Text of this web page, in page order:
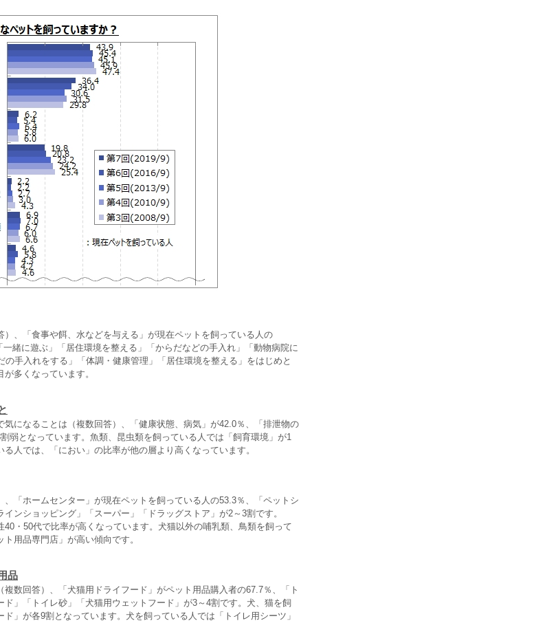
、「食事や餌、水などを与える」が現在ペットを飼っている人の
緒に遊ぶ」「居住環境を整える」「からだなどの手入れ」「動物病院に
手入れをする」「体調・健康管理」「居住環境を整える」をはじめと
多くなっています。
になることは（複数回答）、「健康状態、病気」が42.0％、「排泄物の
弱となっています。魚類、昆虫類を飼っている人では「飼育環境」が1
人では、「におい」の比率が他の層より高くなっています。
「ホームセンター」が現在ペットを飼っている人の53.3％、「ペットシ
ンショッピング」「スーパー」「ドラッグストア」が2～3割です。
40・50代で比率が高くなっています。犬猫以外の哺乳類、鳥類を飼って
用品専門店」が高い傾向です。
品
数回答）、「犬猫用ドライフード」がペット用品購入者の67.7％、「ト
」「トイレ砂」「犬猫用ウェットフード」が3～4割です。犬、猫を飼
」が各9割となっています。犬を飼っている人では「トイレ用シーツ」